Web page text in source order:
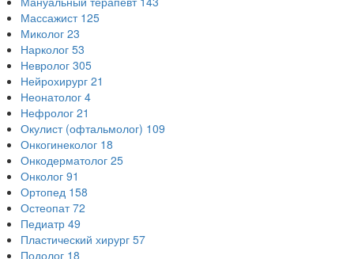
Массажист 125
Миколог 23
Нарколог 53
Невролог 305
Нейрохирург 21
Неонатолог 4
Нефролог 21
Окулист (офтальмолог) 109
Онкогинеколог 18
Онкодерматолог 25
Онколог 91
Ортопед 158
Остеопат 72
Педиатр 49
Пластический хирург 57
Подолог 18